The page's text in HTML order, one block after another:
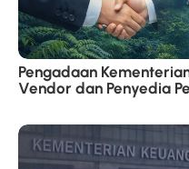
Pengadaan
Vendor dan Penyedia